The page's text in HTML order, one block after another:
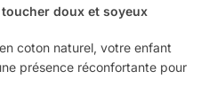
toucher doux et soyeux
coton naturel, votre enfant
présence réconfortante pour